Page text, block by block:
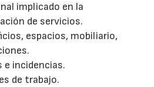
implicado en la
de servicios.
espacios, mobiliario,
e incidencias.
de trabajo.